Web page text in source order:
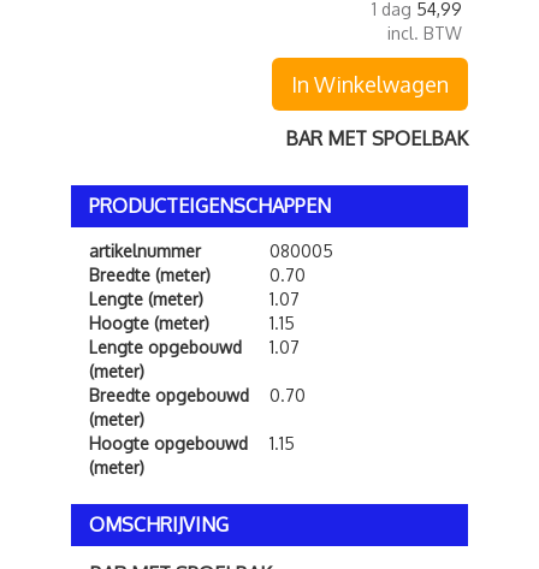
1 dag 54,99
incl. BTW
In Winkelwagen
BAR MET SPOELBAK
PRODUCTEIGENSCHAPPEN
artikelnummer
080005
Breedte (meter)
0.70
Lengte (meter)
1.07
Hoogte (meter)
1.15
Lengte opgebouwd
(meter)
1.07
Breedte opgebouwd
(meter)
0.70
Hoogte opgebouwd
(meter)
1.15
OMSCHRIJVING